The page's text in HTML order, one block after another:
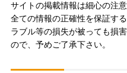
サイトの掲載情報は細心の注
全ての情報の正確性を保証す
ラブル等の損失が被っても損
ので、予めご了承下さい。